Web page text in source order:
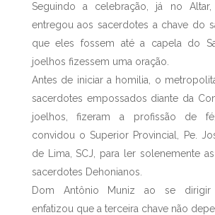
Seguindo a celebração, já no
entregou aos sacerdotes a chave do
que eles fossem até a capela do
joelhos fizessem uma oração.
Antes de iniciar a homilia, o
sacerdotes empossados diante da
joelhos, fizeram a profissão de
convidou o Superior Provincial, Pe.
de Lima, SCJ, para ler solenemente
sacerdotes Dehonianos.
Dom Antônio Muniz ao se dirigir
enfatizou que a terceira chave não